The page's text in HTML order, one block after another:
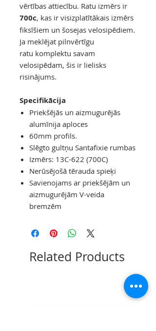
vērtības attiecību. Ratu izmērs ir
700c, kas ir visizplatītākais izmērs
fiksīšiem un šosejas velosipēdiem.
Ja meklējat pilnvērtīgu
ratu komplektu savam
velosipēdam, šis ir lielisks
risinājums.
Specifikācija
Priekšējās un aizmugurējās
alumīnija aploces
60mm profils.
Slēgto gultņu Santafixie rumbas
Izmērs: 13C-622 (700C)
Nerūsējošā tērauda spieķi
Savienojams ar priekšējām un
aizmugurējām V-veida
bremzēm
Related Products